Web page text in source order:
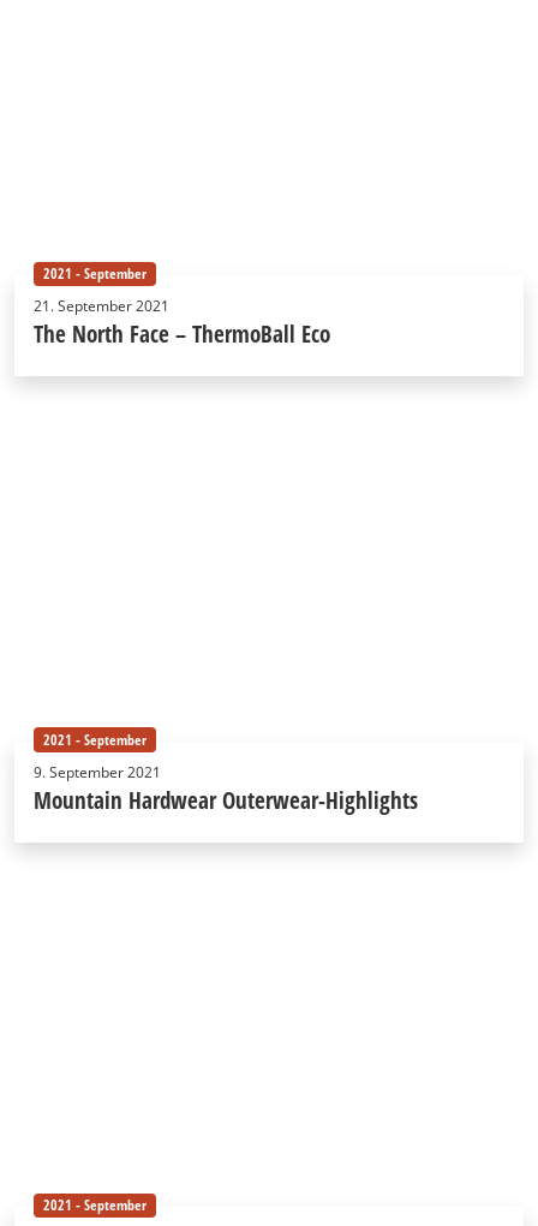
2021 - September
21. September 2021
The North Face – ThermoBall Eco
2021 - September
9. September 2021
Mountain Hardwear Outerwear-Highlights
2021 - September